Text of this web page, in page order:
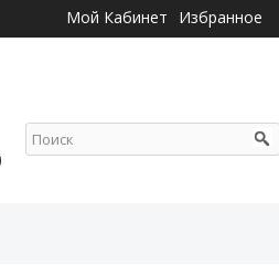
Мой Кабинет Избранное